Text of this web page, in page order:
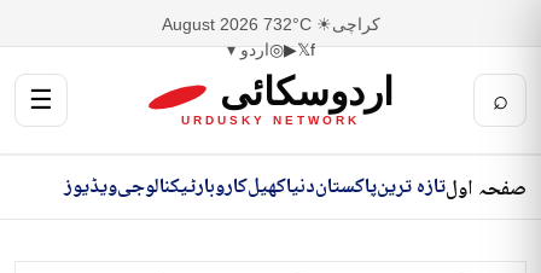
کراچی☀ 32°C
7 August 2026
f
𝕏
▶
◎اردو ▾
⌕ اردوسکائی
URDUSKY NETWORK
☰
صفحہ اولتازہ ترینپاکستاندنیاکھیلکاروبارٹیکنالوجیویڈیوز